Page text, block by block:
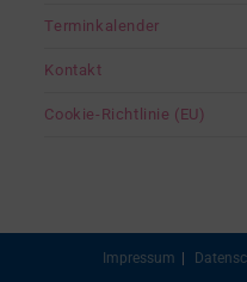
Terminkalender
Kontakt
Cookie-Richtlinie (EU)
Impressum